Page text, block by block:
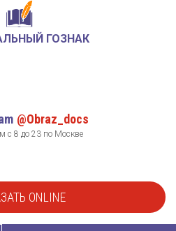
ГОЗНАК
@Obraz_docs
с 8 до 23 по Москве
ONLINE